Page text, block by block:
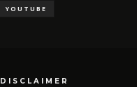
YOUTUBE
DISCLAIMER